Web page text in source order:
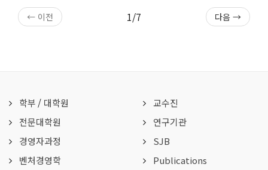
← 이전 1/7 다음 →
학부/ 대학원
전문대학원
경영자과정
벤처경영학
교수진
연구기관
SJB
Publications